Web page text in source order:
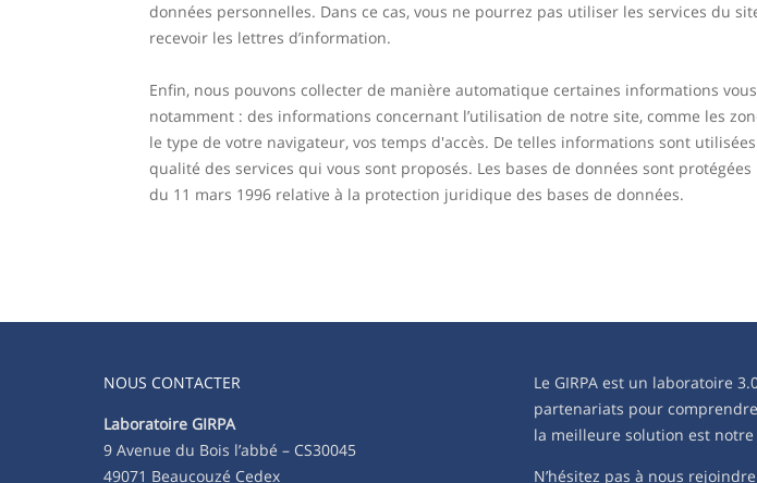
données personnelles. Dans ce cas, vous ne pourrez pas utiliser les services du
recevoir les lettres d’information.
Enfin, nous pouvons collecter de manière automatique certaines informations
notamment : des informations concernant l’utilisation de notre site, comme les
le type de votre navigateur, vos temps d'accès. De telles informations sont
qualité des services qui vous sont proposés. Les bases de données sont
du 11 mars 1996 relative à la protection juridique des bases de données.
NOUS CONTACTER
Laboratoire GIRPA
9 Avenue du Bois l’abbé – CS30045
49071 Beaucouzé Cedex
Le GIRPA est un laboratoire
partenariats pour
la meilleure solution est
N’hésitez pas à nous